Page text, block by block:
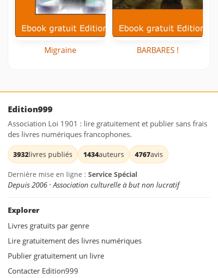
Migraine BARBARES !
Edition999
Association Loi 1901 : lire gratuitement et publier sans frais
des livres numériques francophones.
3932livres publiés 1434auteurs 4767avis
Dernière mise en ligne : Service Spécial
Depuis 2006 · Association culturelle à but non lucratif
Explorer
Livres gratuits par genre
Lire gratuitement des livres numériques
Publier gratuitement un livre
Contacter Edition999